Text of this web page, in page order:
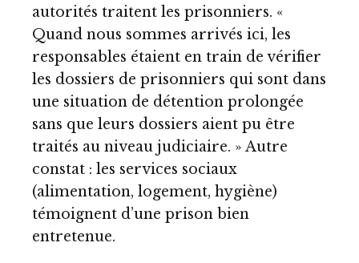
autorités traitent les prisonniers. «
Quand nous sommes arrivés ici, les
responsables étaient en train de vérifier
les dossiers de prisonniers qui sont dans
une situation de détention prolongée
sans que leurs dossiers aient pu être
traités au niveau judiciaire. » Autre
constat : les services sociaux
(alimentation, logement, hygiène)
témoignent d’une prison bien
entretenue.